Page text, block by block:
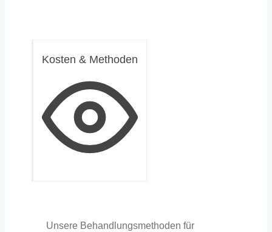
Kosten & Methoden
Unsere Behandlungsmethoden für